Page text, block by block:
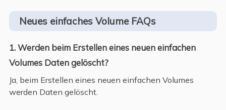
Neues einfaches Volume FAQs
1. Werden beim Erstellen eines neuen einfachen
Volumes Daten gelöscht?
Ja, beim Erstellen eines neuen einfachen Volumes
werden Daten gelöscht.